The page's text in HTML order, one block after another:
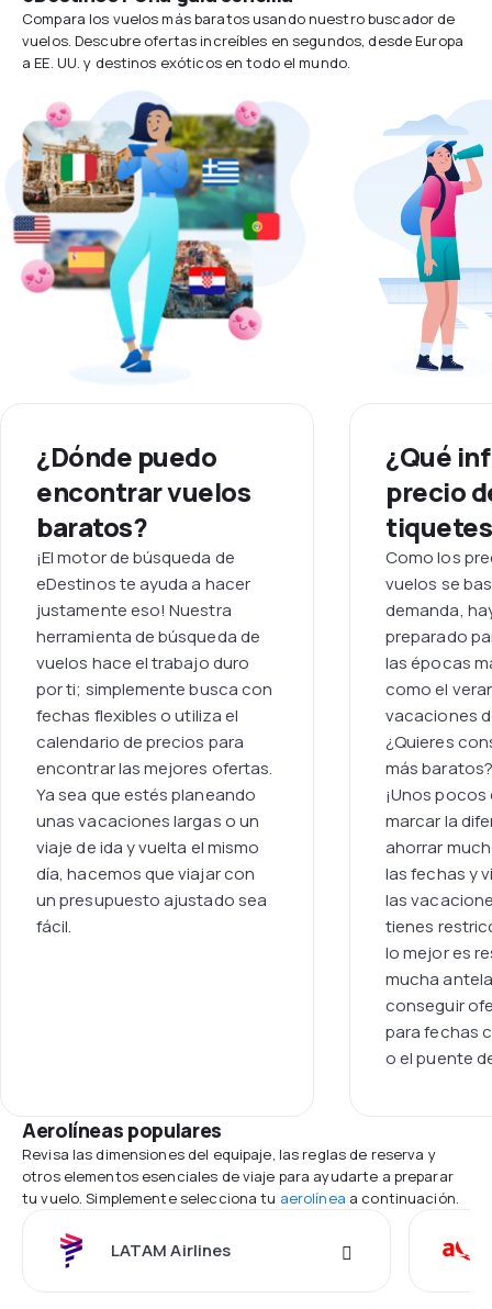
Compara los vuelos más baratos usando nuestro buscador de
vuelos. Descubre ofertas increíbles en segundos, desde Europa
a EE. UU. y destinos exóticos en todo el mundo.
¿Dónde puedo
encontrar vuelos
baratos?
¡El motor de búsqueda de
eDestinos te ayuda a hacer
justamente eso! Nuestra
herramienta de búsqueda de
vuelos hace el trabajo duro
por ti; simplemente busca con
fechas flexibles o utiliza el
calendario de precios para
encontrar las mejores ofertas.
Ya sea que estés planeando
unas vacaciones largas o un
viaje de ida y vuelta el mismo
día, hacemos que viajar con
un presupuesto ajustado sea
fácil.
¿Qué
precio
Como los
vuelos se
demanda,
preparado
las épocas
como el
vacaciones
¿Quieres
más
¡Unos
marcar la
ahorrar
las fechas y
las
tienes
lo mejor es
mucha
conseguir
para fechas
o el puente
Aerolíneas populares
Revisa las dimensiones del equipaje, las reglas de reserva y
otros elementos esenciales de viaje para ayudarte a preparar
tu vuelo. Simplemente selecciona tu aerolínea a continuación.
LATAM Airlines